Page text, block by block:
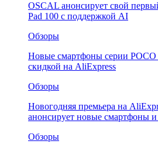
OSCAL анонсирует свой
Pad 100 с поддержкой AI
Обзоры
Новые смартфоны серии
скидкой на AliExpress
Обзоры
Новогодняя премьера на
анонсирует новые смартфоны и
Обзоры